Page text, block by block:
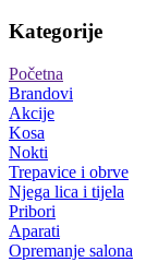
Kategorije
Početna
Brandovi
Akcije
Kosa
Nokti
Trepavice i obrve
Njega lica i tijela
Pribori
Aparati
Opremanje salona